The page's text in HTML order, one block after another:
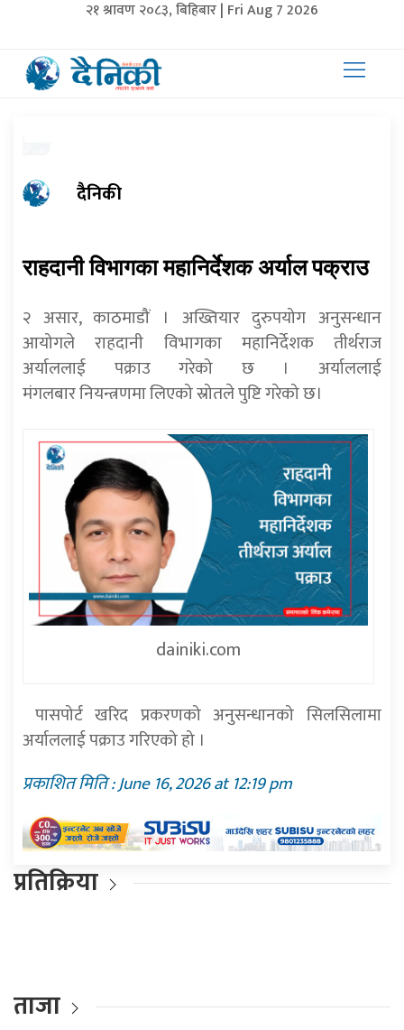
२१ श्रावण २०८३, बिहिबार | Fri Aug 7 2026
दैनिकी
राहदानी विभागका महानिर्देशक अर्याल पक्राउ
२ असार, काठमाडौं । अख्तियार दुरुपयोग अनुसन्धान
आयोगले राहदानी विभागका महानिर्देशक तीर्थराज
अर्याललाई पक्राउ गरेको छ । अर्याललाई
मंगलबार नियन्त्रणमा लिएको स्रोतले पुष्टि गरेको छ।
dainiki.com
पासपोर्ट खरिद प्रकरणको अनुसन्धानको सिलसिलामा
अर्याललाई पक्राउ गरिएको हो ।
प्रकाशित मिति : June 16, 2026 at 12:19 pm
प्रतिक्रिया
ताजा